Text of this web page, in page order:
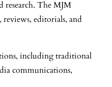
research. The MJM
editorials, and
including traditional
communications,